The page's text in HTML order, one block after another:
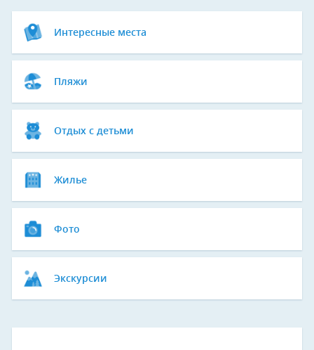
Интересные места
Пляжи
Отдых с детьми
Жилье
Фото
Экскурсии